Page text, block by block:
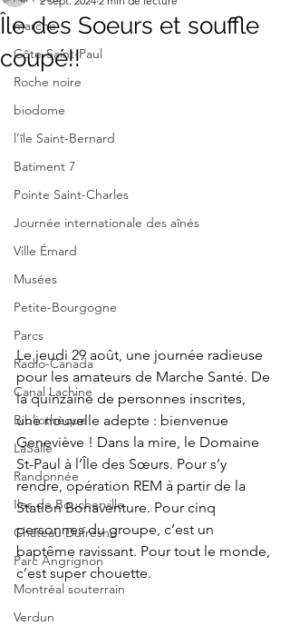
marche
Côte-Saint-Paul
Roche noire
biodome
l’île Saint-Bernard
Batiment 7
Pointe Saint-Charles
Journée internationale des aînés
Ville Émard
Musées
Petite-Bourgogne
Parcs
Radio-Canada
Canal Lachine
Bibliothèque
LaSalle
Randonnée
Iles de Boucherville
Château Dufresne
Parc Angrignon
Montréal souterrain
Verdun
Île des Soeurs et souffle
coupé!!
Le jeudi 29 août, une journée radieuse
pour les amateurs de Marche Santé. De
la quinzaine de personnes inscrites,
une nouvelle adepte : bienvenue
Geneviève ! Dans la mire, le Domaine
St-Paul à l’Île des Sœurs. Pour s’y
rendre, opération REM à partir de la
Station Bonaventure. Pour cinq
personnes du groupe, c’est un
baptême ravissant. Pour tout le monde,
c’est super chouette.